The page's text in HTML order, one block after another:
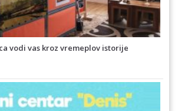
vodi vas kroz vremeplov istorije